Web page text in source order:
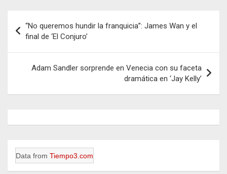
de
entradas
“No queremos hundir la franquicia”: James Wan y el
final de ‘El Conjuro’
Adam Sandler sorprende en Venecia con su faceta
dramática en ‘Jay Kelly’
Data from Tiempo3.com